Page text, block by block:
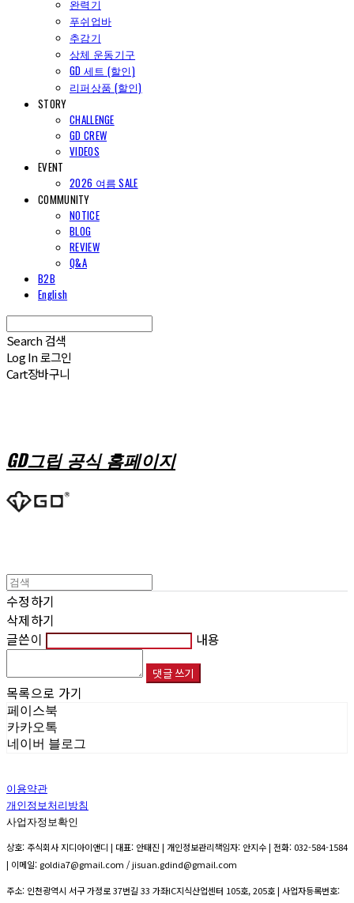
완력기
푸쉬업바
추감기
상체 운동기구
GD 세트 (할인)
리퍼상품 (할인)
STORY
CHALLENGE
GD CREW
VIDEOS
EVENT
2026 여름 SALE
COMMUNITY
NOTICE
BLOG
REVIEW
Q&A
B2B
English
Search 검색
Log In로그인
Cart장바구니
GD그립 공식 홈페이지
수정하기
삭제하기
글쓴이
내용
댓글 쓰기
목록으로 가기
페이스북
카카오톡
네이버 블로그
이용약관
개인정보처리방침
사업자정보확인
상호: 주식회사 지디아이앤디 | 대표: 안태진 | 개인정보관리책임자: 안지수 | 전화: 032-584-1584
| 이메일: goldia7@gmail.com / jisuan.gdind@gmail.com
주소: 인천광역시 서구 가정로 37번길 33 가좌IC지식산업센터 105호, 205호 | 사업자등록번호: